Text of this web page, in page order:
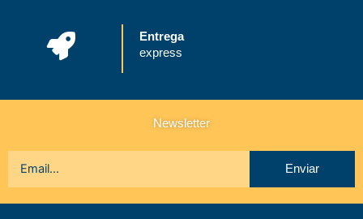
Entrega
express
Newsletter
Enviar